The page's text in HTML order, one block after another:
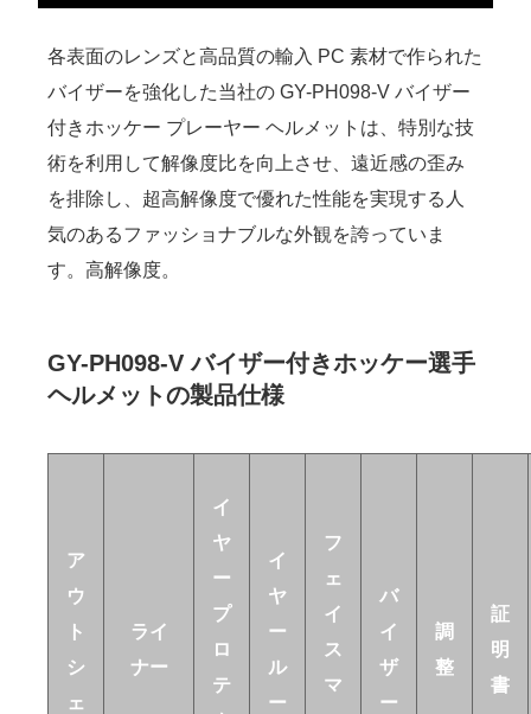
各表面のレンズと高品質の輸入 PC 素材で作られた
バイザーを強化した当社の GY-PH098-V バイザー
付きホッケー プレーヤー ヘルメットは、特別な技
術を利用して解像度比を向上させ、遠近感の歪み
を排除し、超高解像度で優れた性能を実現する人
気のあるファッショナブルな外観を誇っていま
す。高解像度。
GY-PH098-V バイザー付きホッケー選手
ヘルメットの製品仕様
ア
ウ
ト
シ
ェ
ライ
ナー
イ
ヤ
ー
プ
ロ
テ
イ
ヤ
ー
ル
ー
フ
ェ
イ
ス
マ
バ
イ
ザ
ー
調
整
証
明
書